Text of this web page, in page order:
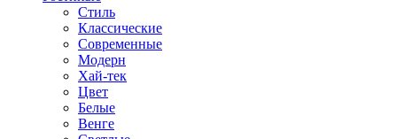
Стиль
Классические
Современные
Модерн
Хай-тек
Цвет
Белые
Венге